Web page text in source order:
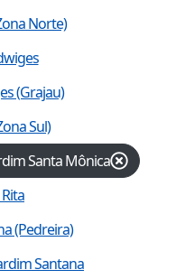
Norte)
(Grajau)
Sul)
Santa Mônica
(Pedreira)
Santana